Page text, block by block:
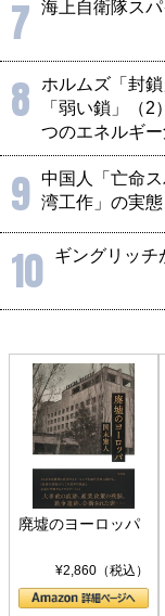
7 海上自衛隊ス
8
ホルムズ「封
「弱い鎖」（
つのエネルギー
9 中国人「亡命
湾工作」の実態
10 ギングリッチ
廃墟のヨーロッパ
¥2,860（税込）